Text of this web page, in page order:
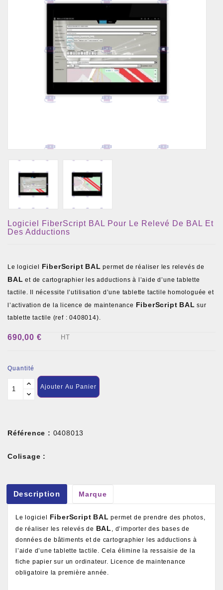
Logiciel FiberScript BAL Pour Le Relevé De BAL Et
Des Adductions
Le logiciel FiberScript BAL permet de réaliser les relevés de
BAL et de cartographier les adductions à l’aide d’une tablette
tactile. Il nécessite l’utilisation d’une tablette tactile homologuée et
l’activation de la licence de maintenance FiberScript BAL sur
tablette tactile (ref : 0408014).
690,00 € HT
Quantité
Ajouter Au Panier
Référence : 0408013
Colisage :
Description Marque
Le logiciel FiberScript BAL permet de prendre des photos,
de réaliser les relevés de BAL , d’importer des bases de
données de bâtiments et de cartographier les adductions à
l’aide d’une tablette tactile. Cela élimine la ressaisie de la
fiche papier sur un ordinateur. Licence de maintenance
obligatoire la première année.